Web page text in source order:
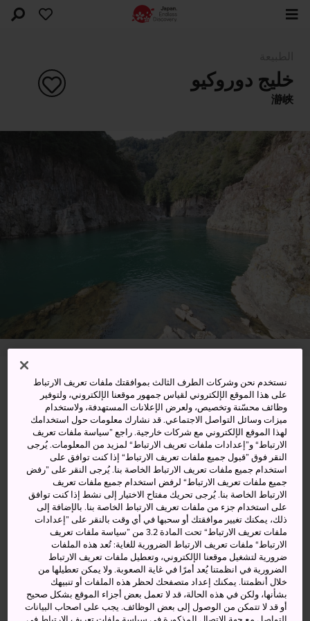
خليج دوروكيو
瀞峡
Totsukawa-mura, Yoshino-gun, Wakayama-ken
عرض على خرائط غوغل (Google Maps)
الحصول على معلومات العبور
الكلمات المفتاحية الخريطة
ركوب طوف طويل (منصة عائمة)
يطفو فوق مياه خليج نهري خلاب في
مقاطعة واكاياما
نستخدم نحن وشركات الطرف الثالث بموافقتك ملفات تعريف الارتباط
على هذا الموقع الإلكتروني لقياس جمهور موقعنا الإلكتروني، ولتوفير
وظائف محسّنة وتخصيص، ولعرض الإعلانات المستهدفة، ولاستخدام
ميزات وسائل التواصل الاجتماعي. قد نشارك معلومات حول استخدامك
لهذا الموقع الإلكتروني مع شركات خارجية. راجع ”سياسة ملفات تعريف
الارتباط“ و”إعدادات ملفات تعريف الارتباط“ لمزيد من المعلومات. يُرجى
النقر فوق ”قبول جميع ملفات تعريف الارتباط“ إذا كنت توافق على
استخدام جميع ملفات تعريف الارتباط الخاصة بنا. يُرجى النقر على ”رفض
جميع ملفات تعريف الارتباط“ لرفض استخدام جميع ملفات تعريف
الارتباط الخاصة بنا. يُرجى تحريك مفتاح الاختيار إلى نشط إذا كنت توافق
على استخدام جزء من ملفات تعريف الارتباط الخاصة بنا. بالإضافة إلى
ذلك، يمكنك تغيير موافقتك أو سحبها في أي وقت بالنقر على ”إعدادات
ملفات تعريف الارتباط“ تحت المادة 3.2 من ”سياسة ملفات تعريف
الارتباط“ ملفات تعريف الارتباط الضرورية للغاية: تُعد هذه الملفات
ضرورية لتشغيل موقعنا الإلكتروني، وتعطيل ملفات تعريف الارتباط
الضرورية في انظمتنا يُعد أمرًا في غاية الصعوبة. ولا يمكن تعطيلها من
خلال أنظمتنا. يمكنك إعداد متصفحك لحظر هذه الملفات أو تنبيهك
بشأنها، ولكن في هذه الحالة، قد لا تعمل بعض أجزاء الموقع بشكل صحيح
أو قد لا تتمكن من الوصول إلى بعض الوظائف. يجب على اصحاب البيانات